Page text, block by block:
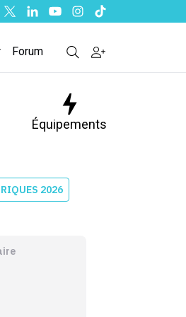
TwitterLinkedinYoutubeInstagram
Tiktok
Forum
Équipements
2026